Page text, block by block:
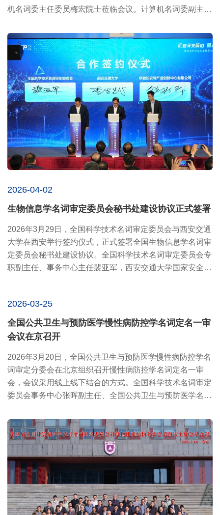
机名词委主任委员梅宏院士莅临会议。计算机名词委副主任
2026-04-02
生物信息学名词审定委员会秘书处建设协议正式签署
2026年3月29日，全国科学技术名词审定委员会与西安交通
大学在西安举行签约仪式，正式签署全国生物信息学名词审
定委员会秘书处建设协议。全国科学技术名词审定委员会专
职副主任、事务中心主任裴亚军，西安交通大学国家安全学
2026-03-25
全国公共卫生与预防医学慢性病防控学名词定名一审
会议在京召开
2026年3月20日，全国公共卫生与预防医学慢性病防控学名
词审定分委会在北京组织召开慢性病防控学名词定名一审
会，会议采用线上线下结合的方式。全国科学技术名词审定
委员会事务中心张晖副主任、全国公共卫生与预防医学名词